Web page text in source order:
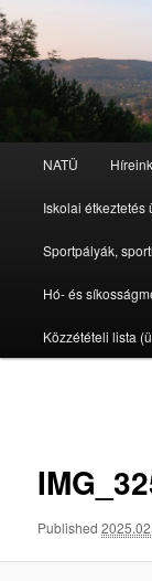
Tovább
az
elsődleges
tartalomra
NATÜ Híreink
Iskolai étkeztetés
Sportpályák,
Hó- és
Közzétételi lista
Published